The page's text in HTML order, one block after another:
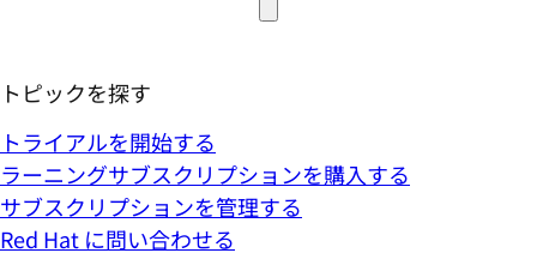
トピックを探す
トライアルを開始する
ラーニングサブスクリプションを購入する
サブスクリプションを管理する
Red Hat に問い合わせる